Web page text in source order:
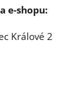
e-shopu:
Králové 2